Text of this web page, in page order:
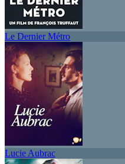
Le Dernier Métro
Lucie Aubrac